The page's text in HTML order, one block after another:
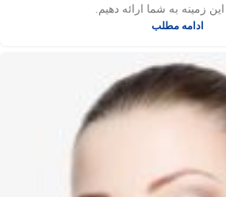
زمینه به شما ارائه دهیم.
ادامه مطلب